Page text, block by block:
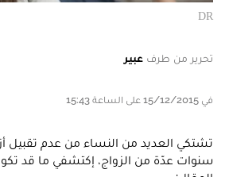
DR
تحرير من طرف عبير
في 15/12/2015 على الساعة 15:43
تشتكي العديد من النساء من عدم تقبيل
سنوات عدّة من الزواج، إكتشفي ما قد